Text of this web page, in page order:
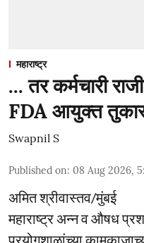
महाराष्ट्र
... तर कर्मचारी
FDA आयुक्त
Swapnil S
Published on: 08 Aug 2026,
अमित श्रीवास्तव/मुंबई
महाराष्ट्र अन्न व औषध
प्रयोगशाळांच्या